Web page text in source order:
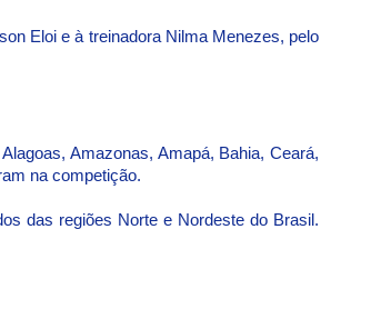
Eloi e à treinadora Nilma Menezes, pelo
Amazonas, Amapá, Bahia, Ceará,
na competição.
das regiões Norte e Nordeste do Brasil.